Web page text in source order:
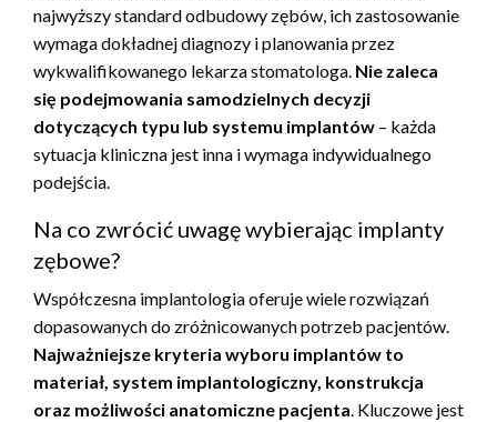
najwyższy standard odbudowy zębów, ich zastosowanie
wymaga dokładnej diagnozy i planowania przez
wykwalifikowanego lekarza stomatologa. Nie zaleca
się podejmowania samodzielnych decyzji
dotyczących typu lub systemu implantów – każda
sytuacja kliniczna jest inna i wymaga indywidualnego
podejścia.
Na co zwrócić uwagę wybierając implanty
zębowe?
Współczesna implantologia oferuje wiele rozwiązań
dopasowanych do zróżnicowanych potrzeb pacjentów.
Najważniejsze kryteria wyboru implantów to
materiał, system implantologiczny, konstrukcja
oraz możliwości anatomiczne pacjenta. Kluczowe jest